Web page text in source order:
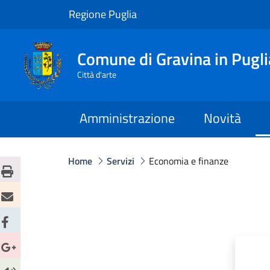
Regione Puglia
Comune di Gravina in
Città d'arte
Amministrazione Novità
Home Servizi Economia e finanze